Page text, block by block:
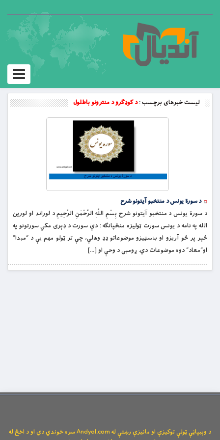
Toggle
لیست خبرهای برچسب :د کوډګرو د منترونو باطلول
د سورة یونس د منتخبو آیتونو شرح
د سورة یونس د منتخبو آیتونو شرح بِسْمِ اللَّهِ الرَّحْمَنِ الرَّحِيمِ د لوراند او لورین
الله په نامه د یونس سورت ټوليزه منځپانګه : دې سورت د ډېری مکي سورتونو په
څېر پر څو آریزو او بنسټیزو موضوعاتو ډډ وهلې، چې تر ټولو مهم یې د “مبدا”
او”معاد” دوه موضوعات دي. ړومبی د وحې او […]
د وېبپاڼې ټولې توکیزې او مانیزې رښتې له Andyal.com سره خوندي دي او د اخځ له